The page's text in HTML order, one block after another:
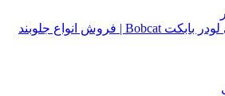
جلوبند مته چاله کن مینی لودر بابکت Bobcat | فروش انواع جلوبند